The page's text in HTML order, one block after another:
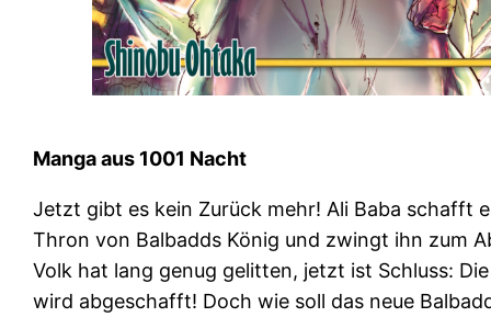
Manga aus 1001 Nacht
Jetzt gibt es kein Zurück mehr! Ali Baba schafft
Thron von Balbadds König und zwingt ihn zum
Volk hat lang genug gelitten, jetzt ist Schluss:
wird abgeschafft! Doch wie soll das neue